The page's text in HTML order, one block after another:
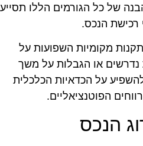
של כל הגורמים הללו תסייע
הנכס.
מקומיות השפועות על
נדרשים או הגבלות על משך
על הכדאיות הכלכלית
הפוטנציאליים.
הנכס